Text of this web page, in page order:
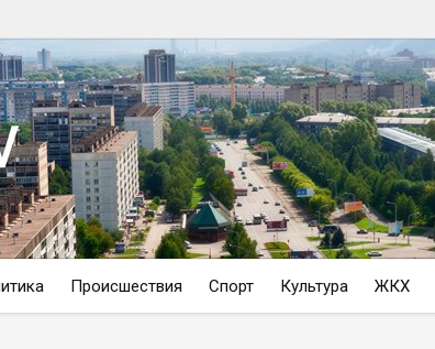
Происшествия Спорт Культура ЖКХ